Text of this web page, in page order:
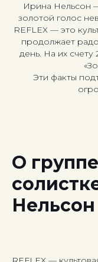
Ирина Нельсон
золотой голос
REFLEX — это
продолжает
день. На их счету
Эти факты
О
Нельсон